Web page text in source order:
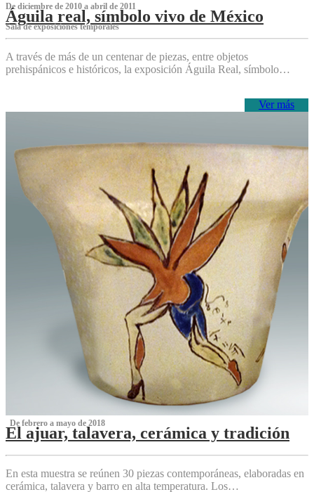
De diciembre de 2010 a abril de 2011
Águila real, símbolo vivo de México
Sala de exposiciones temporales
A través de más de un centenar de piezas, entre objetos
prehispánicos e históricos, la exposición Águila Real, símbolo…
Ver más
‌ De febrero a mayo de 2018
El ajuar, talavera, cerámica y tradición
‌
En esta muestra se reúnen 30 piezas contemporáneas, elaboradas en
cerámica, talavera y barro en alta temperatura. Los…